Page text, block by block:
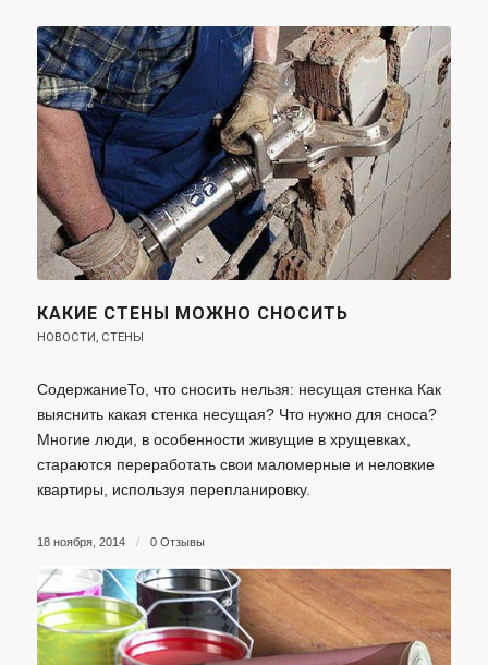
КАКИЕ СТЕНЫ МОЖНО СНОСИТЬ
НОВОСТИ , СТЕНЫ
СодержаниеТо, что сносить нельзя: несущая стенка Как
выяснить какая стенка несущая? Что нужно для сноса?
Многие люди, в особенности живущие в хрущевках,
стараются переработать свои маломерные и неловкие
квартиры, используя перепланировку.
18 ноября, 2014 / 0 Отзывы